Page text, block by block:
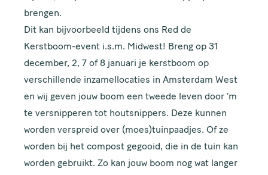
brengen.
Dit kan bijvoorbeeld tijdens ons Red de
Kerstboom-event i.s.m. Midwest! Breng op 31
december, 2, 7 of 8 januari je kerstboom op
verschillende inzamellocaties in Amsterdam West
en wij geven jouw boom een tweede leven door ‘m
te versnipperen tot houtsnippers. Deze kunnen
worden verspreid over (moes)tuinpaadjes. Of ze
worden bij het compost gegooid, die in de tuin kan
worden gebruikt. Zo kan jouw boom nog wat langer